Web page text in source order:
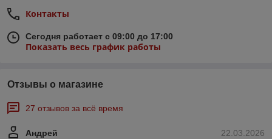
Контакты
Сегодня работает с 09:00 до 17:00
Показать весь график работы
Отзывы о магазине
27 отзывов за всё время
22.03.2026
Андрей